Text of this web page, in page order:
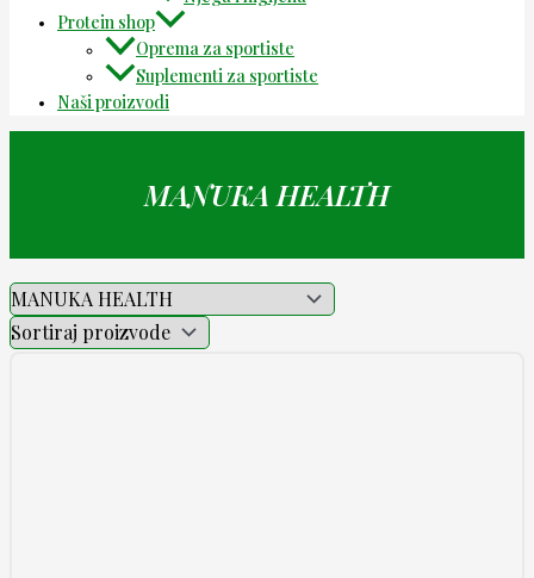
Protein shop
Oprema za sportiste
Suplementi za sportiste
Naši proizvodi
MANUKA HEALTH